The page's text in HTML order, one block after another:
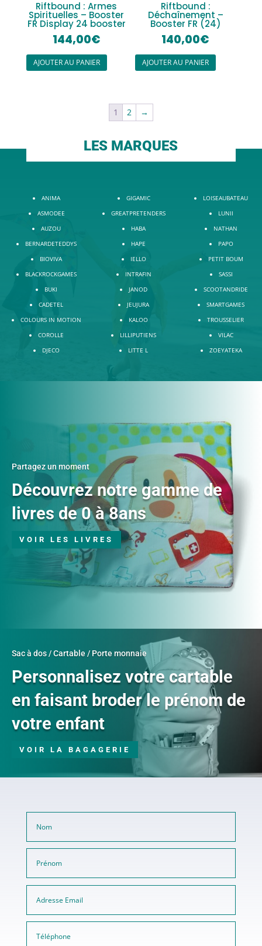
Riftbound : Armes
Spirituelles – Booster
FR Display 24 booster
144,00€
AJOUTER AU PANIER
Riftbound :
Déchaînement –
Booster FR (24)
140,00€
AJOUTER AU PANIER
1 2 →
LES MARQUES
ANIMA
ASMODEE
AUZOU
BERNARDETEDDYS
BIOVIVA
BLACKROCKGAMES
BUKI
CADETEL
COLOURS IN MOTION
COROLLE
DJECO
GIGAMIC
GREATPRETENDERS
HABA
HAPE
IELLO
INTRAFIN
JANOD
JEUJURA
KALOO
LILLIPUTIENS
LITTE L
LOISEAUBATEAU
LUNII
NATHAN
PAPO
PETIT BOUM
SASSI
SCOOTANDRIDE
SMARTGAMES
TROUSSELIER
VILAC
ZOEYATEKA
Partagez un moment
Découvrez notre gamme de
livres de 0 à 8ans
VOIR LES LIVRES
Sac à dos / Cartable / Porte monnaie
Personnalisez votre cartable
en faisant broder le prénom de
votre enfant
VOIR LA BAGAGERIE